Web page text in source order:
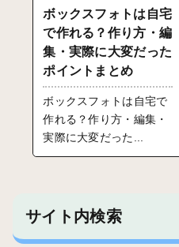
ボックスフォトは自宅
で作れる？作り方・編
集・実際に大変だった
ポイントまとめ
ボックスフォトは自宅で
作れる？作り方・編集・
実際に大変だった...
サイト内検索